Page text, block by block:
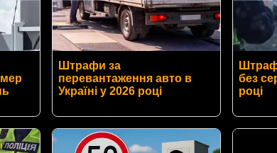
Штрафи за
перевантаження авто в
Україні у 2026 році
без
році